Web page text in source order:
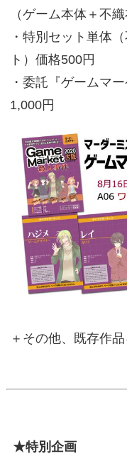
（ゲーム本体＋不
・特別セット単体
ト）価格500円
・委託『ゲームマ
1,000円
＋その他、既存作
★特別企画